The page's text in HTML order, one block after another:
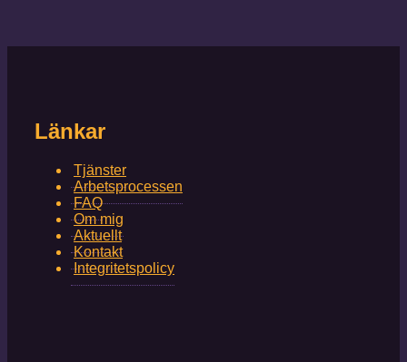
Länkar
Tjänster
Arbetsprocessen
FAQ
Om mig
Aktuellt
Kontakt
Integritetspolicy